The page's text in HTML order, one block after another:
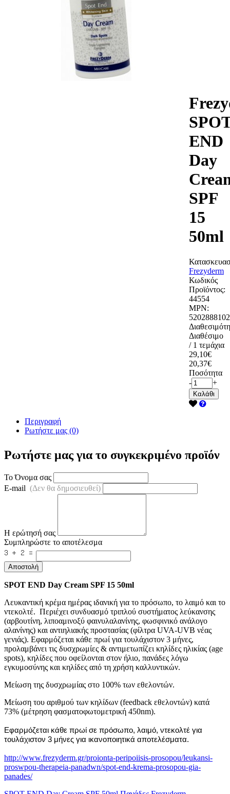
END
Day
SPF
15
50ml
Frezyderm
Κωδικός
Προϊόντος:
44554
MPN:
Διαθέσιμο
/ 1 τεμάχια
29,10€
20,37€
Ποσότητα
-
+
Καλάθι
Περιγραφή
Ρωτήστε μας (0)
Ρωτήστε μας για το συγκεκριμένο προϊόν
Το Όνομα σας
E-mail (Δεν θα δημοσιευθεί)
Η ερώτησή σας
Συμπληρώστε το αποτέλεσμα
Αποστολή
SPOT END Day Cream SPF 15 50ml
Λευκαντική κρέμα ημέρας ιδανική για το πρόσωπο, το λαιμό και το
ντεκολτέ. Περιέχει συνδυασμό τριπλού συστήματος λεύκανσης
(αρβουτίνη, λιποαμινοξύ φαινυλαλανίνης, φωσφινικό ανάλογο
αλανίνης) και αντιηλιακής προστασίας (φίλτρα UVA-UVB νέας
γενιάς). Εφαρμόζεται κάθε πρωί για τουλάχιστον 3 μήνες,
προλαμβάνει τις δυσχρωμίες & αντιμετωπίζει κηλίδες ηλικίας (age
spots), κηλίδες που οφείλονται στον ήλιο, πανάδες λόγω
εγκυμοσύνης και κηλίδες από τη χρήση καλλυντικών.
Mείωση της δυσχρωμίας στο 100% των εθελοντών.
Μείωση του αριθμού των κηλίδων (feedback εθελοντών) κατά
73% (μέτρηση φασματοφωτομετρική 450nm).
Εφαρμόζεται κάθε πρωί σε πρόσωπο, λαιμό, ντεκολτέ για
τουλάχιστον 3 μήνες για ικανοποιητικά αποτελέσματα.
http://www.frezyderm.gr/proionta-peripoiisis-prosopou/leukansi-
proswpou-therapeia-panadwn/spot-end-krema-prosopou-gia-
panades/